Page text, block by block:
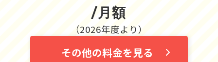
/月額
（2026年度より）
その他の料金を見る